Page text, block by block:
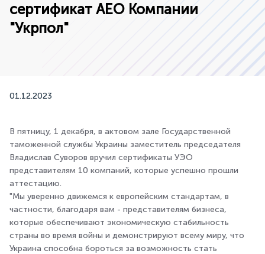
сертификат АЕО Компании
"Укрпол"
01.12.2023
В пятницу, 1 декабря, в актовом зале Государственной
таможенной службы Украины заместитель председателя
Владислав Суворов вручил сертификаты УЭО
представителям 10 компаний, которые успешно прошли
аттестацию.
"Мы уверенно движемся к европейским стандартам, в
частности, благодаря вам - представителям бизнеса,
которые обеспечивают экономическую стабильность
страны во время войны и демонстрируют всему миру, что
Украина способна бороться за возможность стать